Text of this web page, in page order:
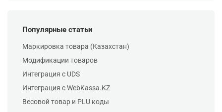
Популярные статьи
Маркировка товара (Казахстан)
Модификации товаров
Интеграция с UDS
Интеграция с WebKassa.KZ
Весовой товар и PLU коды